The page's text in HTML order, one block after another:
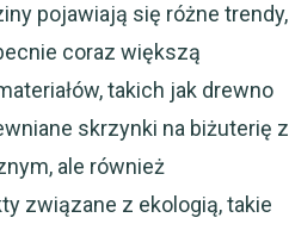
pojawiają się różne trendy,
coraz większą
takich jak drewno
skrzynki na biżuterię z
ale również
związane z ekologią, takie